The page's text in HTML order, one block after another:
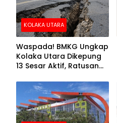
KOLAKA UTARA
Waspada! BMKG Ungkap
Kolaka Utara Dikepung
13 Sesar Aktif, Ratusan